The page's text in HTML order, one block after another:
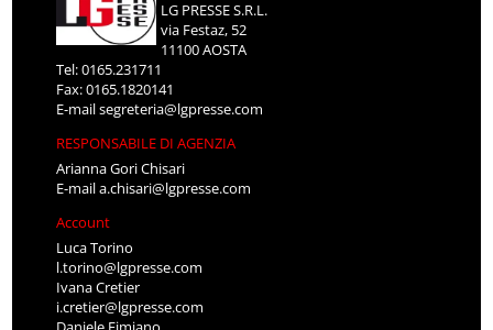
LG PRESSE S.R.L.
via Festaz, 52
11100 AOSTA
Tel: 0165.231711
Fax: 0165.1820141
E-mailsegreteria@lgpresse.com
RESPONSABILE DI AGENZIA
Arianna Gori Chisari
E-maila.chisari@lgpresse.com
Account
Luca Torino
l.torino@lgpresse.com
Ivana Cretier
i.cretier@lgpresse.com